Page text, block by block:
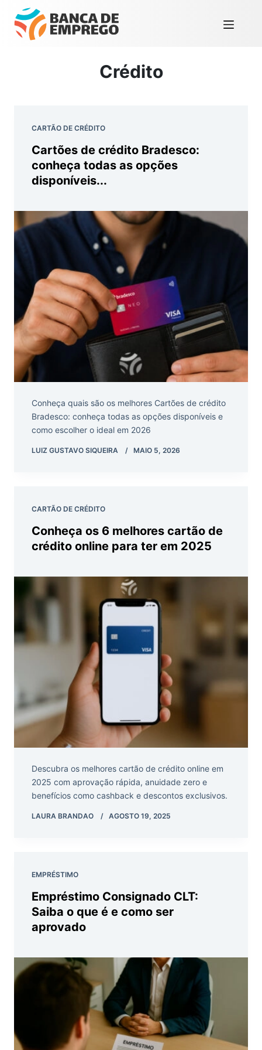
Crédito
CARTÃO DE CRÉDITO
Cartões de crédito Bradesco:
conheça todas as opções
disponíveis...
Conheça quais são os melhores Cartões de crédito
Bradesco: conheça todas as opções disponíveis e
como escolher o ideal em 2026
LUIZ GUSTAVO SIQUEIRA MAIO 5, 2026
CARTÃO DE CRÉDITO
Conheça os 6 melhores cartão de
crédito online para ter em 2025
Descubra os melhores cartão de crédito online em
2025 com aprovação rápida, anuidade zero e
benefícios como cashback e descontos exclusivos.
LAURA BRANDAO AGOSTO 19, 2025
EMPRÉSTIMO
Empréstimo Consignado CLT:
Saiba o que é e como ser
aprovado